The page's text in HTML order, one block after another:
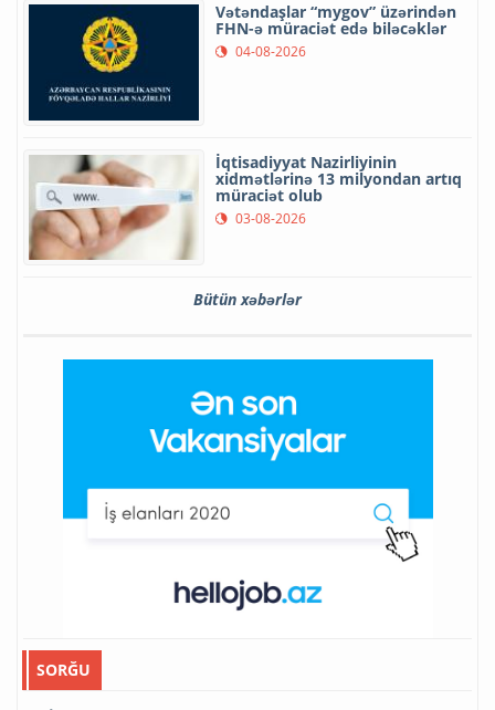
Vətəndaşlar “mygov” üzərindən
FHN-ə müraciət edə biləcəklər
04-08-2026
İqtisadiyyat Nazirliyinin
xidmətlərinə 13 milyondan artıq
müraciət olub
03-08-2026
Bütün xəbərlər
SORĞU